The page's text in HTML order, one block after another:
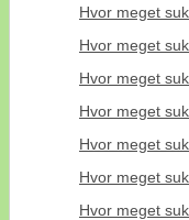
Hvor meget
Hvor meget
Hvor meget
Hvor meget
Hvor meget
Hvor meget
Hvor meget